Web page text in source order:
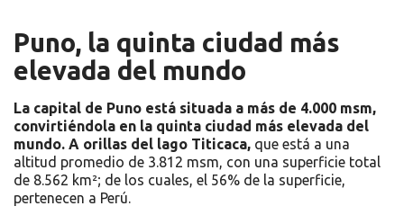
Puno, la quinta ciudad más
elevada del mundo
La capital de Puno está situada a más de 4.000 msm,
convirtiéndola en la quinta ciudad más elevada del
mundo. A orillas del lago Titicaca, que está a una
altitud promedio de 3.812 msm, con una superficie total
de 8.562 km²; de los cuales, el 56% de la superficie,
pertenecen a Perú.